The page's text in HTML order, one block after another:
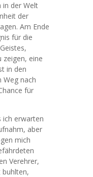
in der Welt
der
Am Ende
für die
zeigen, eine
in den
Weg nach
für
ich erwarten
aber
mich
Verehrer,
buhlten,